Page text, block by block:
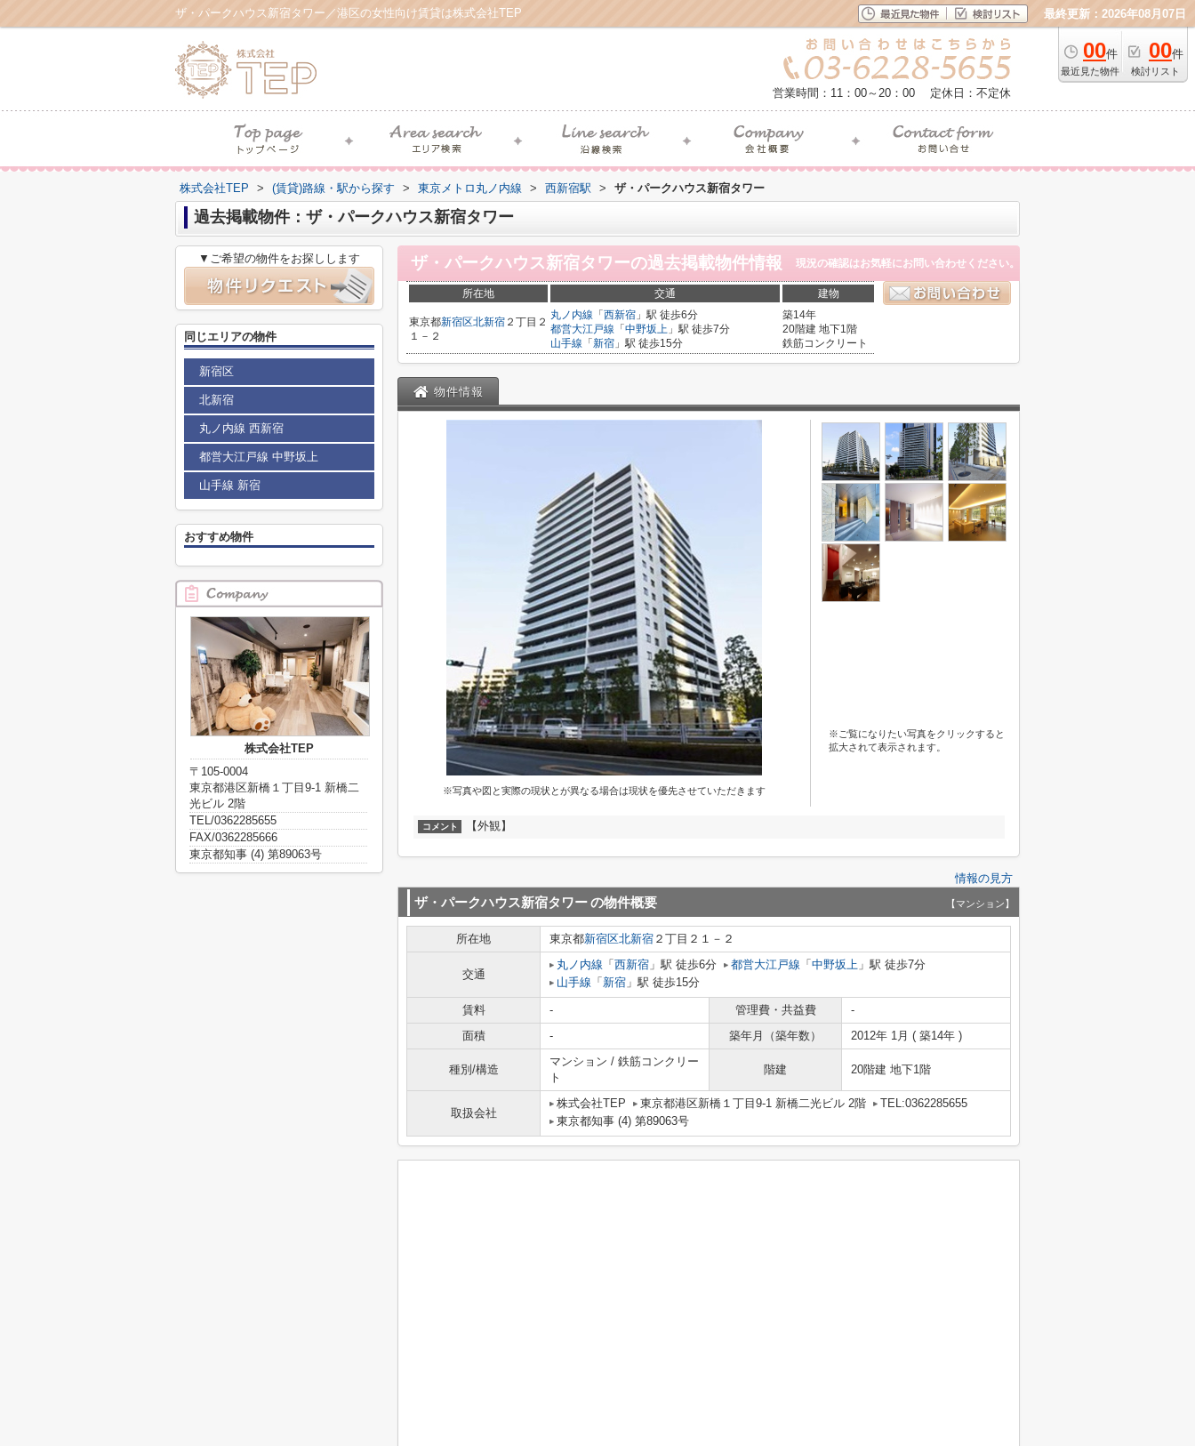
ザ・パークハウス新宿タワー／港区の女性向け賃貸は株式会社TEP 最終更新：2026年08月07日
00件
最近見た物件
00件
検討リスト
営業時間：11：00～20：00 定休日：不定休
株式会社TEP > (賃貸)路線・駅から探す > 東京メトロ丸ノ内線 > 西新宿駅 > ザ・パークハウス新宿タワー
過去掲載物件：ザ・パークハウス新宿タワー
ザ・パークハウス新宿タワーの過去掲載物件情報 現況の確認はお気軽にお問い合わせください。
所在地 交通 建物
東京都新宿区北新宿 ２丁目２
１－２
丸ノ内線 「 西新宿 」駅 徒歩6分
都営大江戸線 「 中野坂上 」駅 徒歩7分
山手線 「 新宿 」駅 徒歩15分
築14年
20階建 地下1階
鉄筋コンクリート
物件情報
※写真や図と実際の現状とが異なる場合は現状を優先させていただきます
※ご覧になりたい写真をクリックすると
拡大されて表示されます。
コメント 【外観】
情報の見方
ザ・パークハウス新宿タワーの物件概要 【マンション】
所在地 東京都新宿区北新宿 ２丁目２１－２
交通
丸ノ内線 「 西新宿 」駅 徒歩6分 都営大江戸線 「 中野坂上 」駅 徒歩7分
山手線 「 新宿 」駅 徒歩15分
賃料 - 管理費・共益費
-
面積
- 築年月（築年数） 2012年 1月 ( 築14年 )
種別/構造
マンション / 鉄筋コンクリー
ト
階建 20階建 地下1階
取扱会社
株式会社TEP 東京都港区新橋１丁目9-1 新橋二光ビル 2階
TEL:0362285655
東京都知事 (4) 第89063号
▼ご希望の物件をお探しします
同じエリアの物件
新宿区
北新宿
丸ノ内線 西新宿
都営大江戸線 中野坂上
山手線 新宿
おすすめ物件
株式会社TEP
〒105-0004
東京都港区新橋１丁目9-1 新橋二
光ビル 2階
TEL/0362285655
FAX/0362285666
東京都知事 (4) 第89063号